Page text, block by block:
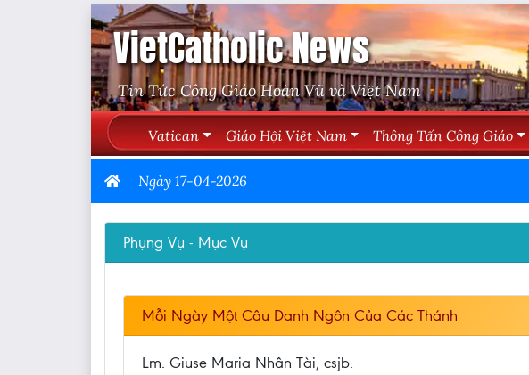
VietCatholic News
Tin Tức Công Giáo Hoàn Vũ và Việt Nam
Vatican Giáo Hội Việt Nam Thông Tấn Công Giáo
Ngày 17-04-2026
Phụng Vụ - Mục Vụ
Mỗi Ngày Một Câu Danh Ngôn Của Các Thánh
Lm. Giuse Maria Nhân Tài, csjb. ·